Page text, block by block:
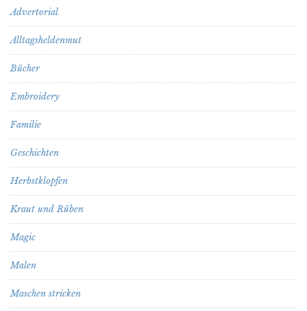
Advertorial
Alltagsheldenmut
Bücher
Embroidery
Familie
Geschichten
Herbstklopfen
Kraut und Rüben
Magic
Malen
Maschen stricken